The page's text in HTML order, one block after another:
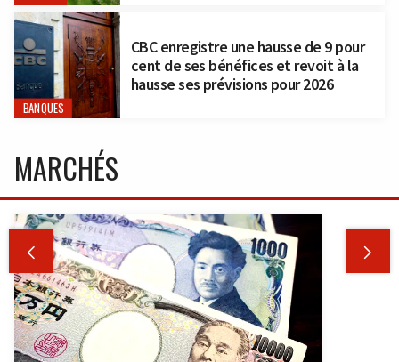
BANQUES
CBC enregistre une hausse de 9 pour
cent de ses bénéfices et revoit à la
hausse ses prévisions pour 2026
MARCHÉS
 